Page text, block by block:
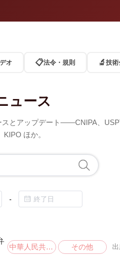
オ 📋法令・規則 🔬 技術
ュース
とアップデート——CNIPA、
ほか。
-
中華人民共和国 その他